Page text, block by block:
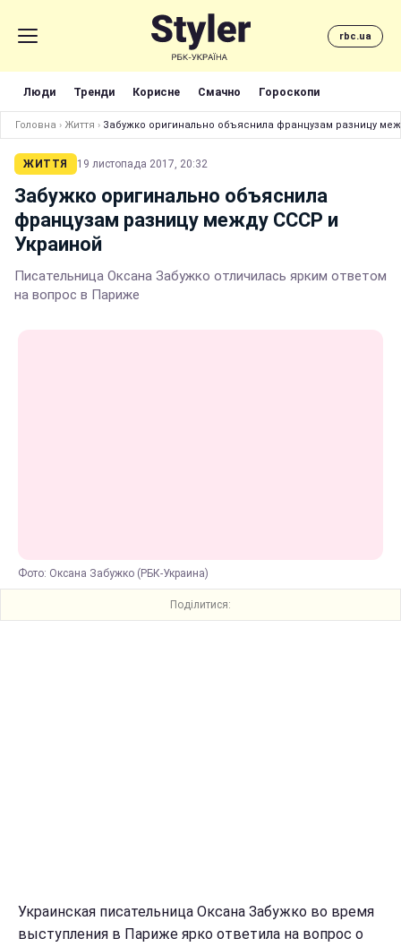
rbc.ua
Люди Тренди Корисне Смачно Гороскопи
Головна › Життя › Забужко оригинально объяснила французам разницу
ЖИТТЯ 19 листопада 2017, 20:32
Забужко оригинально объяснила
французам разницу между СССР и
Украиной
Писательница Оксана Забужко отличилась ярким ответом
на вопрос в Париже
Фото: Оксана Забужко (РБК-Украина)
Поділитися:
Украинская писательница Оксана Забужко во время
выступления в Париже ярко ответила на вопрос о